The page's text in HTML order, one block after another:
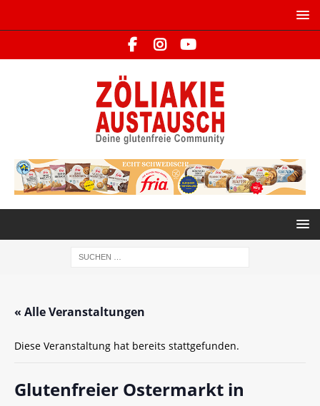
« Alle Veranstaltungen
Diese Veranstaltung hat bereits stattgefunden.
Glutenfreier Ostermarkt in